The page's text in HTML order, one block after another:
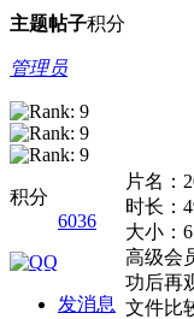
主题帖子积分
管理员
积分
6036
发消息
片名：
时长：
大小：
高级会
功后再
文件比